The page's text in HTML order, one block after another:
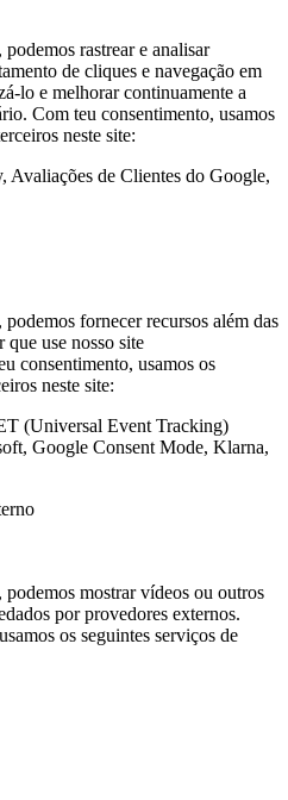
rastrear e analisar
de cliques e navegação em
lo e melhorar continuamente a
Com teu consentimento, usamos
neste site:
de Clientes do Google,
podemos fornecer recursos além das
que use nosso site
consentimento, usamos os
neste site:
(Universal Event Tracking)
Google Consent Mode, Klarna,
podemos mostrar vídeos ou outros
por provedores externos.
os seguintes serviços de